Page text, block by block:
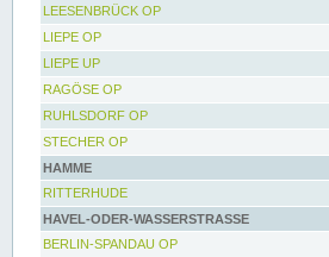
LEESENBRÜCK OP
LIEPE OP
LIEPE UP
RAGÖSE OP
RUHLSDORF OP
STECHER OP
HAMME
RITTERHUDE
HAVEL-ODER-WASSERSTRASSE
BERLIN-SPANDAU OP